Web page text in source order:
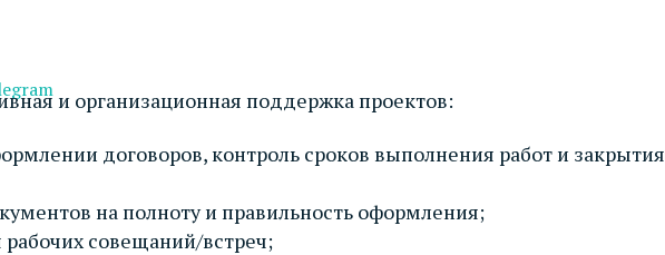
и организационная поддержка проектов:
договоров, контроль сроков выполнения работ и закрытия
на полноту и правильность оформления;
рабочих совещаний/встреч;